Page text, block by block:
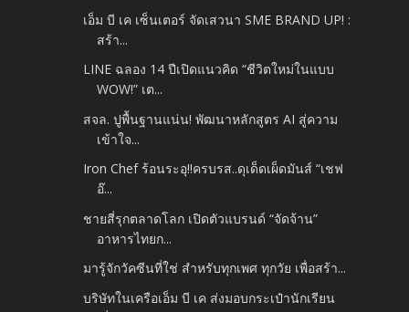
เอ็ม บี เค เซ็นเตอร์ จัดเสวนา SME BRAND UP! :
สร้า...
LINE ฉลอง 14 ปีเปิดแนวคิด “ชีวิตใหม่ในแบบ
WOW!” เต...
สจล. ปูพื้นฐานแน่น! พัฒนาหลักสูตร AI สู่ความ
เข้าใจ...
Iron Chef ร้อนระอุ!!ครบรส..ดุเด็ดเผ็ดมันส์ “เชฟ
อ๊...
ชายสี่รุกตลาดโลก เปิดตัวแบรนด์ “จัดจ้าน”
อาหารไทยก...
มารู้จักวัคซีนที่ใช่ สำหรับทุกเพศ ทุกวัย เพื่อสร้า...
บริษัทในเครือเอ็ม บี เค ส่งมอบกระเป๋านักเรียน